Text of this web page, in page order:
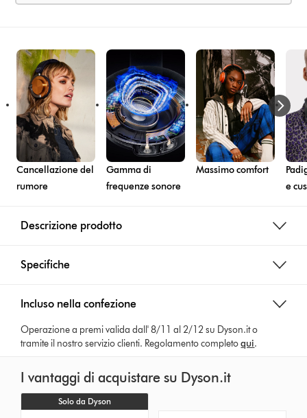
Cancellazione del
rumore
Gamma di
frequenze sonore
Massimo comfort
e
Descrizione prodotto
Specifiche
Incluso nella confezione
Operazione a premi valida dall' 8/11 al 2/12 su Dyson.it o
tramite il nostro servizio clienti. Regolamento completoqui.
I vantaggi di acquistare su Dyson.it
Solo da Dyson